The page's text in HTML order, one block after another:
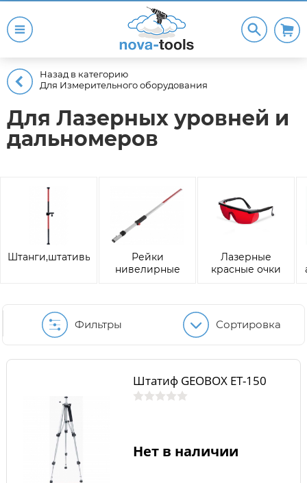
Назад в категорию
Для Измерительного оборудования
Для Лазерных уровней и
дальномеров
Штанги,штативы,треногиРейки
нивелирные
Лазерные
красные очки
Фильтры Сортировка
Штатиф GEOBOX ET-150
Нет в наличии